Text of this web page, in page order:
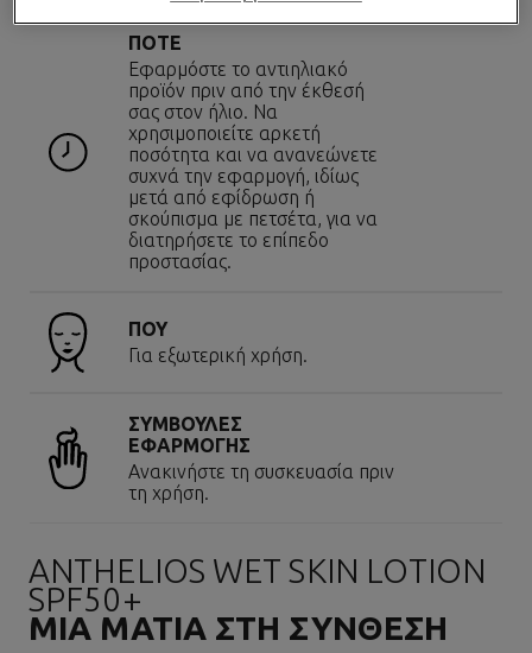
ΠΟΤΕ
Εφαρμόστε το αντιηλιακό
προϊόν πριν από την έκθεσή
σας στον ήλιο. Να
χρησιμοποιείτε αρκετή
ποσότητα και να ανανεώνετε
συχνά την εφαρμογή, ιδίως
μετά από εφίδρωση ή
σκούπισμα με πετσέτα, για να
διατηρήσετε το επίπεδο
προστασίας.
ΠΟΥ
Για εξωτερική χρήση.
ΣΥΜΒΟΥΛΕΣ
ΕΦΑΡΜΟΓΗΣ
Ανακινήστε τη συσκευασία πριν
τη χρήση.
ANTHELIOS WET SKIN LOTION
SPF50+
ΜΙΑ ΜΑΤΙΑ ΣΤΗ ΣΥΝΘΕΣΗ